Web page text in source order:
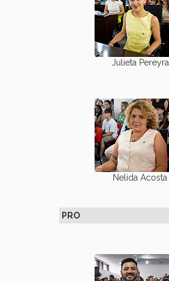
Julieta Pereyra
Nelida Acosta
PRO